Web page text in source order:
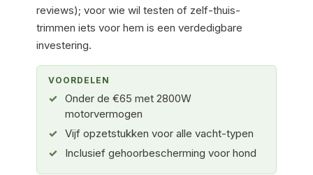
reviews); voor wie wil testen of zelf-thuis-
trimmen iets voor hem is een verdedigbare
investering.
VOORDELEN
Onder de €65 met 2800W
motorvermogen
Vijf opzetstukken voor alle vacht-typen
Inclusief gehoorbescherming voor hond